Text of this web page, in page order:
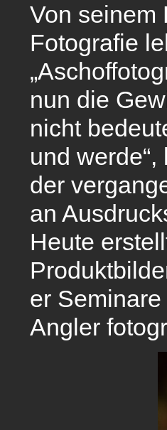
Von seinem
Fotografie
nun die
nicht
und
der
an
Heute
er
Angler